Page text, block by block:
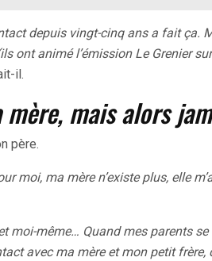
depuis vingt-cinq ans a fait ça.
ont animé l’émission Le Grenier
il.
mais alors
père.
moi, ma mère n’existe plus, elle
moi-même… Quand mes parents se
avec ma mère et mon petit frère,